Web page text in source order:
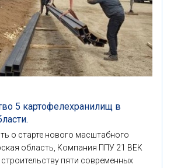
5 картофелехранилищ в
о старте нового масштабного
область, Компания ППУ 21 ВЕК
пяти современных